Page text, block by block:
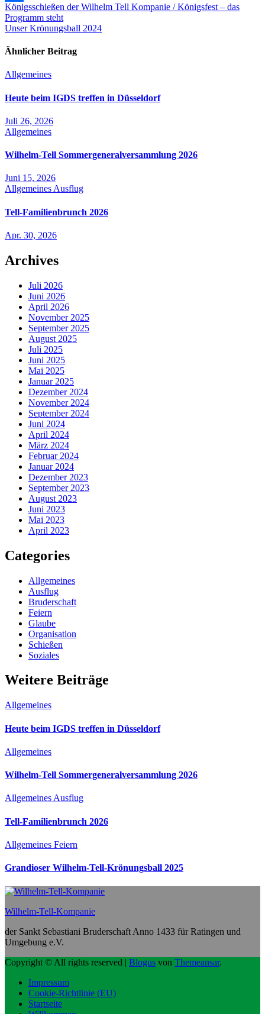
Teilen
Beitragsnavigation
Königsschießen der Wilhelm Tell Kompanie / Königsfest – das
Programm steht
Unser Krönungsball 2024
Ähnlicher Beitrag
Allgemeines
Heute beim IGDS treffen in Düsseldorf
Juli 26, 2026
Allgemeines
Wilhelm-Tell Sommergeneralversammlung 2026
Juni 15, 2026
AllgemeinesAusflug
Tell-Familienbrunch 2026
Apr. 30, 2026
Archives
Juli 2026
Juni 2026
April 2026
November 2025
September 2025
August 2025
Juli 2025
Juni 2025
Mai 2025
Januar 2025
Dezember 2024
November 2024
September 2024
Juni 2024
April 2024
März 2024
Februar 2024
Januar 2024
Dezember 2023
September 2023
August 2023
Juni 2023
Mai 2023
April 2023
Categories
Allgemeines
Ausflug
Bruderschaft
Feiern
Glaube
Organisation
Schießen
Soziales
Weitere Beiträge
Allgemeines
Heute beim IGDS treffen in Düsseldorf
Allgemeines
Wilhelm-Tell Sommergeneralversammlung 2026
AllgemeinesAusflug
Tell-Familienbrunch 2026
Allgemeines Feiern
Grandioser Wilhelm-Tell-Krönungsball 2025
Wilhelm-Tell-Kompanie
der Sankt Sebastiani Bruderschaft Anno 1433 für Ratingen und
Umgebung e.V.
Copyright © All rights reserved | Blogus von Themeansar.
Impressum
Cookie-Richtlinie (EU)
Startseite